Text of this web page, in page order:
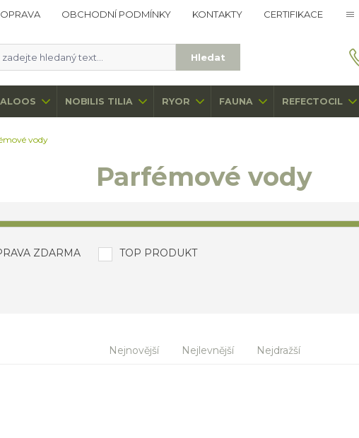
OBCHODNÍ PODMÍNKY KONTAKTY CERTIFIKACE
Hledat
NOBILIS TILIA RYOR FAUNA REFECTOCIL
vody
Parfémové vody
ZDARMA TOP PRODUKT
Nejnovější Nejlevnější Nejdražší